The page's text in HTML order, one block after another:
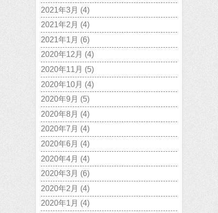
2021年3月 (4)
2021年2月 (4)
2021年1月 (6)
2020年12月 (4)
2020年11月 (5)
2020年10月 (4)
2020年9月 (5)
2020年8月 (4)
2020年7月 (4)
2020年6月 (4)
2020年4月 (4)
2020年3月 (6)
2020年2月 (4)
2020年1月 (4)